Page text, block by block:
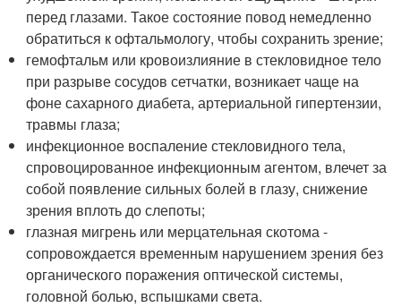
перед глазами. Такое состояние повод немедленно
обратиться к офтальмологу, чтобы сохранить зрение;
гемофтальм или кровоизлияние в стекловидное тело
при разрыве сосудов сетчатки, возникает чаще на
фоне сахарного диабета, артериальной гипертензии,
травмы глаза;
инфекционное воспаление стекловидного тела,
спровоцированное инфекционным агентом, влечет за
собой появление сильных болей в глазу, снижение
зрения вплоть до слепоты;
глазная мигрень или мерцательная скотома -
сопровождается временным нарушением зрения без
органического поражения оптической системы,
головной болью, вспышками света.